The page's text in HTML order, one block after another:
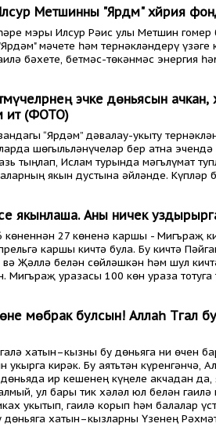
Метшинны "Ярдәм" хәйрия
мэры Илсур Рәис улы Метшин гомер
мәчете һәм тернәкләндерү үзәге
бәхете, бетмәс-төкәнмәс энергия
эчке дөньясын
итә (ФОТО)
“Ярдәм” дәвалау-укыту
шөгыльләнүчеләр бер атна
тыңлап, Ислам турында мәгълүмат
якын дустына әйләнде. Күпләр
якынлаша. Аны ничек
27 көненә каршы - Мигъраҗ
каршы кичтә була. Бу кичтә
вә Җәллә белән сөйләшкән һәм шул
Мигъраҗ уразасы 100 көн ураза тотуга
мөбәрак булсын! Аллаһ Тәгалә
хатын–кызны бу дөньяга ни өчен
укырга кирәк. Бу аятьтән
ир кешенең күңеле акчадан
ул бары тик хәләл юл белән
укытып, гаилә корып һәм балалар
дөньяга хатын–кызларны Үзенең